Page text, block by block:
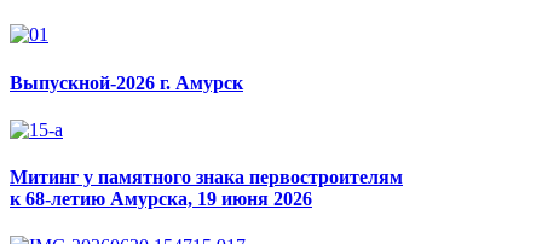
Выпускной-2026 г. Амурск
Митинг у памятного знака первостроителям
к 68-летию Амурска, 19 июня 2026